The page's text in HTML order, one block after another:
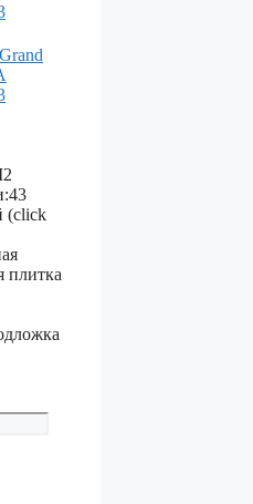
43
(click
плитка